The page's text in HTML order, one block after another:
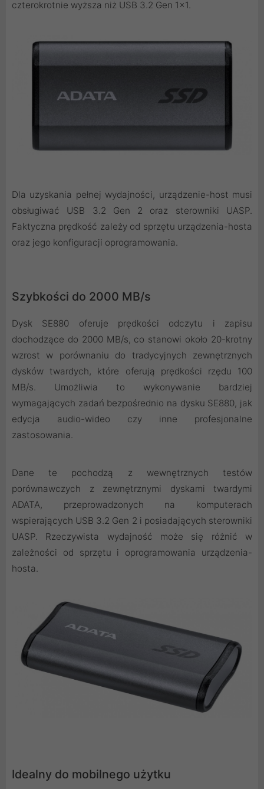
czterokrotnie wyższa niż USB 3.2 Gen 1x1.
Dla uzyskania pełnej wydajności, urządzenie-host musi
obsługiwać USB 3.2 Gen 2 oraz sterowniki UASP.
Faktyczna prędkość zależy od sprzętu urządzenia-hosta
oraz jego konfiguracji oprogramowania.
Szybkości do 2000 MB/s
Dysk SE880 oferuje prędkości odczytu i zapisu
dochodzące do 2000 MB/s, co stanowi około 20-krotny
wzrost w porównaniu do tradycyjnych zewnętrznych
dysków twardych, które oferują prędkości rzędu 100
MB/s. Umożliwia to wykonywanie bardziej
wymagających zadań bezpośrednio na dysku SE880, jak
edycja audio-wideo czy inne profesjonalne
zastosowania.
Dane te pochodzą z wewnętrznych testów
porównawczych z zewnętrznymi dyskami twardymi
ADATA, przeprowadzonych na komputerach
wspierających USB 3.2 Gen 2 i posiadających sterowniki
UASP. Rzeczywista wydajność może się różnić w
zależności od sprzętu i oprogramowania urządzenia-
hosta.
Idealny do mobilnego użytku